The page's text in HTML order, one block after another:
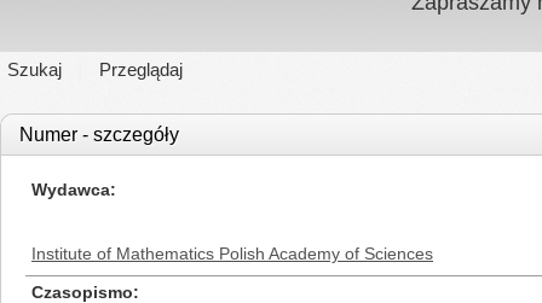
Szukaj Przeglądaj
Numer - szczegóły
Wydawca
Institute of Mathematics Polish Academy of Sciences
Czasopismo